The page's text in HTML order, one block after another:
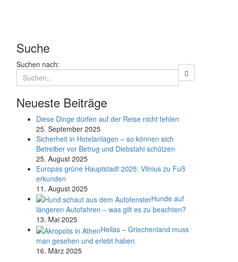
Suche
Suchen nach:
Neueste Beiträge
Diese Dinge dürfen auf der Reise nicht fehlen
25. September 2025
Sicherheit in Hotelanlagen – so können sich
Betreiber vor Betrug und Diebstahl schützen
25. August 2025
Europas grüne Hauptstadt 2025: Vilnius zu Fuß
erkunden
11. August 2025
Hunde auf
längeren Autofahren – was gilt es zu beachten?
13. Mai 2025
Hellas – Griechenland muss
man gesehen und erlebt haben
16. März 2025